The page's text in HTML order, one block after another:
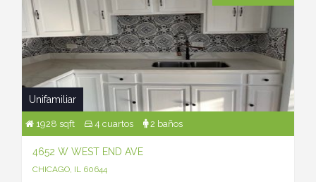
Unifamiliar
1928 sqft 4 cuartos 2 baños
4652 W WEST END AVE
CHICAGO, IL 60644